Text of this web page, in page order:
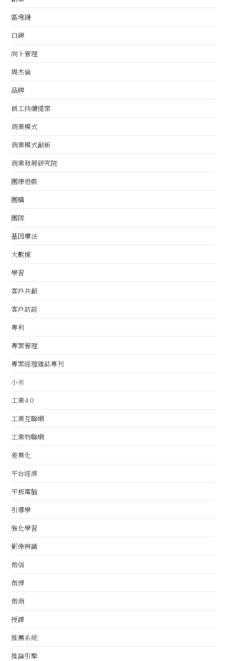
區塊鏈
口碑
向上管理
周杰倫
品牌
員工持續提案
商業模式
商業模式創新
商業發展研究院
團康遊戲
團購
團隊
基因療法
大數據
學習
客戶共創
客戶訪談
專利
專案管理
專案經理雜誌專刊
小米
工業4.0
工業互聯網
工業物聯網
差異化
平台經濟
平板電腦
引導學
強化學習
影像辨識
微信
微博
微商
授課
推薦系統
推論引擎